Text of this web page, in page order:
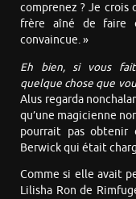
comprenez ? Je crois
frère aîné de faire
convaincue. »
Eh bien, si vous
quelque chose que
Alus regarda
qu’une magicienne
pourrait pas obtenir
Berwick qui était
Comme si elle avait
Lilisha Ron de